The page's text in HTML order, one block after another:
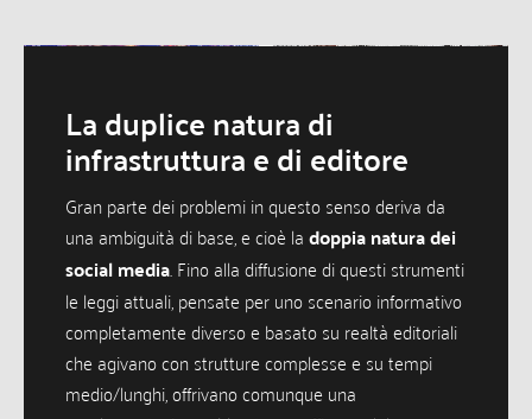
La duplice natura di
infrastruttura e di editore
Gran parte dei problemi in questo senso deriva da
una ambiguità di base, e cioè ladoppia natura dei
social media. Fino alla diffusione di questi strumenti
le leggi attuali, pensate per uno scenario informativo
completamente diverso e basato su realtà editoriali
che agivano con strutture complesse e su tempi
medio/lunghi, offrivano comunque una